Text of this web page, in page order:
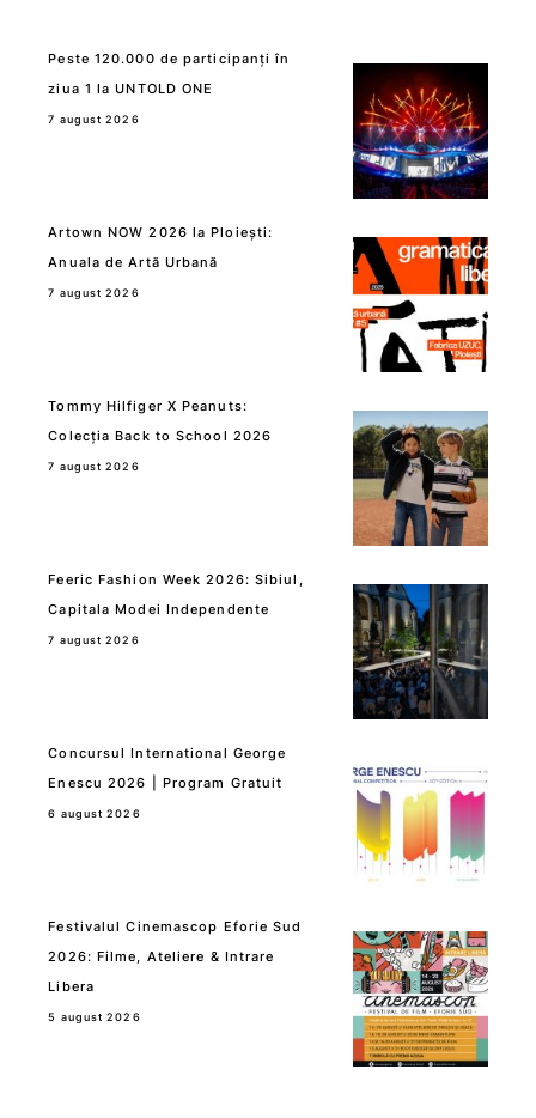
Peste 120.000 de participanți în
ziua 1 la UNTOLD ONE
7 august 2026
Artown NOW 2026 la Ploiești:
Anuala de Artă Urbană
7 august 2026
Tommy Hilfiger X Peanuts:
Colecția Back to School 2026
7 august 2026
Feeric Fashion Week 2026: Sibiul,
Capitala Modei Independente
7 august 2026
Concursul International George
Enescu 2026 | Program Gratuit
6 august 2026
Festivalul Cinemascop Eforie Sud
2026: Filme, Ateliere & Intrare
Libera
5 august 2026